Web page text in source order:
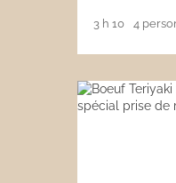
3 h 10 4